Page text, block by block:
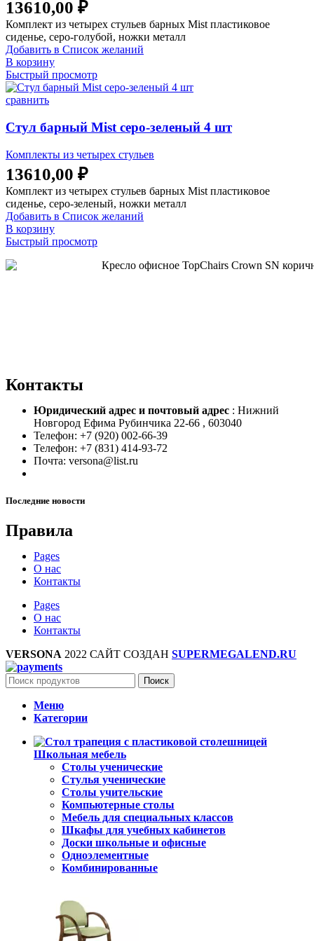
13610,00 ₽
Комплект из четырех стульев барных Mist пластиковое
сиденье, серо-голубой, ножки металл
Добавить в Список желаний
В корзину
Быстрый просмотр
сравнить
Стул барный Mist серо-зеленый 4 шт
Комплекты из четырех стульев
13610,00 ₽
Комплект из четырех стульев барных Mist пластиковое
сиденье, серо-зеленый, ножки металл
Добавить в Список желаний
В корзину
Быстрый просмотр
Контакты
Юридический адрес и почтовый адрес : Нижний
Новгород Ефима Рубинчика 22-66 , 603040
Телефон: +7 (920) 002-66-39
Телефон: +7 (831) 414-93-72
Почта: versona@list.ru
Последние новости
Правила
Pages
О нас
Контакты
Pages
О нас
Контакты
VERSONA 2022 САЙТ СОЗДАН SUPERMEGALEND.RU
Поиск
Меню
Категории
Школьная мебель
Столы ученические
Стулья ученические
Столы учительские
Компьютерные столы
Мебель для специальных классов
Шкафы для учебных кабинетов
Доски школьные и офисные
Одноэлементные
Комбинированные